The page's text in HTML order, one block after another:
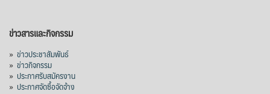
ข่าวสารและกิจกรรม
» ข่าวประชาสัมพันธ์
» ข่าวกิจกรรม
» ประกาศรับสมัครงาน
» ประกาศจัดซื้อจัดจ้าง